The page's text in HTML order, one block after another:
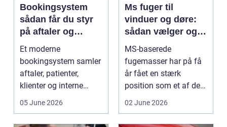
Bookingsystem
sådan får du styr
på aftaler og
arbejdsgange
Et moderne
bookingsystem samler
aftaler, patienter,
klienter og interne
arbejdsgange ét sted. I
05 June 2026
Ms fuger til
vinduer og døre:
sådan vælger og
bruger du dem
rigtigt
MS-baserede
fugemasser har på få
år fået en stærk
position som et af de
mest alsidige valg til
02 June 2026